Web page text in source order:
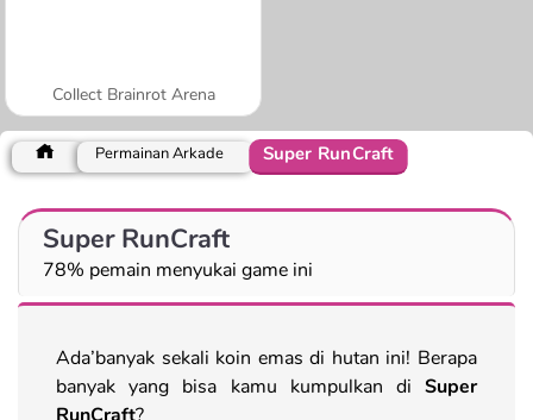
Collect Brainrot Arena
Permainan Arkade Super RunCraft
Super RunCraft
78% pemain menyukai game ini
Ada’banyak sekali koin emas di hutan ini! Berapa
banyak yang bisa kamu kumpulkan di Super
RunCraft?